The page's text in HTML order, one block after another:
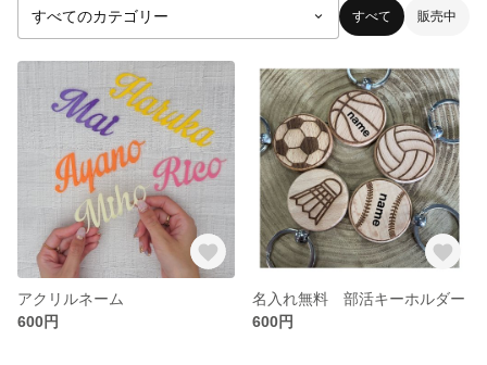
すべて 販売中
アクリルネーム
600円
名入れ無料 部活キーホルダー
600円